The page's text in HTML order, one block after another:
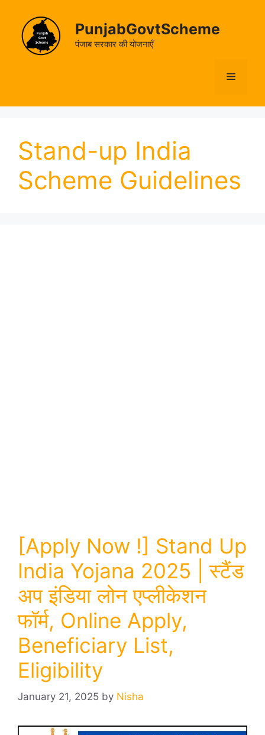
content
PunjabGovtScheme
पंजाब सरकार की योजनाएँ
Menu
Stand-up India
Scheme Guidelines
[Apply Now !] Stand Up
India Yojana 2025 | स्टैंड
अप इंडिया लोन एप्लीकेशन
फॉर्म, Online Apply,
Beneficiary List,
Eligibility
January 21, 2025 by Nisha